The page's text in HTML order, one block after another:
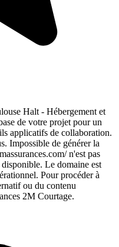
Halt - Hébergement et
de votre projet pour un
applicatifs de collaboration.
Impossible de générer la
n'est pas
Le domaine est
Pour procéder à
ou du contenu
2M Courtage.